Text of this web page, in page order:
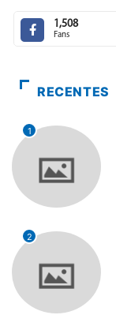
1,508
Fans
RECENTES
1
2